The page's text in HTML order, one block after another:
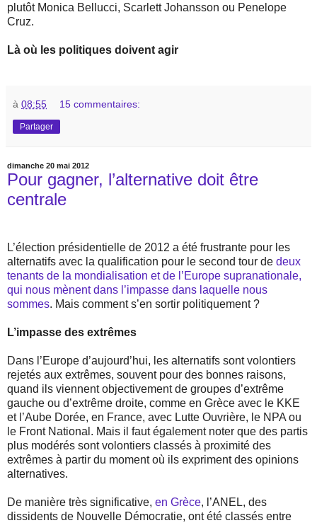
plutôt Monica Bellucci, Scarlett Johansson ou Penelope
Cruz.
Là où les politiques doivent agir
à 08:55 15 commentaires:
Partager
dimanche 20 mai 2012
Pour gagner, l’alternative doit être
centrale
L’élection présidentielle de 2012 a été frustrante pour les
alternatifs avec la qualification pour le second tour de deux
tenants de la mondialisation et de l’Europe supranationale,
qui nous mènent dans l’impasse dans laquelle nous
sommes. Mais comment s’en sortir politiquement ?
L’impasse des extrêmes
Dans l’Europe d’aujourd’hui, les alternatifs sont volontiers
rejetés aux extrêmes, souvent pour des bonnes raisons,
quand ils viennent objectivement de groupes d’extrême
gauche ou d’extrême droite, comme en Grèce avec le KKE
et l’Aube Dorée, en France, avec Lutte Ouvrière, le NPA ou
le Front National. Mais il faut également noter que des partis
plus modérés sont volontiers classés à proximité des
extrêmes à partir du moment où ils expriment des opinions
alternatives.
De manière très significative, en Grèce, l’ANEL, des
dissidents de Nouvelle Démocratie, ont été classés entre